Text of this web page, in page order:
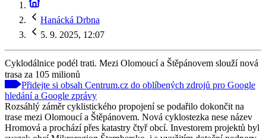
Hanácká Drbna
5. 9. 2025, 12:07
Cyklodálnice podél trati. Mezi Olomoucí a Štěpánovem slouží nová
trasa za 105 milionů
Přidejte si obsah Centrum.cz do oblíbených zdrojů pro Google
hledání a Google zprávy
Rozsáhlý záměr cyklistického propojení se podařilo dokončit na
trase mezi Olomoucí a Štěpánovem. Nová cyklostezka nese název
Hromová a prochází přes katastry čtyř obcí. Investorem projektů byl